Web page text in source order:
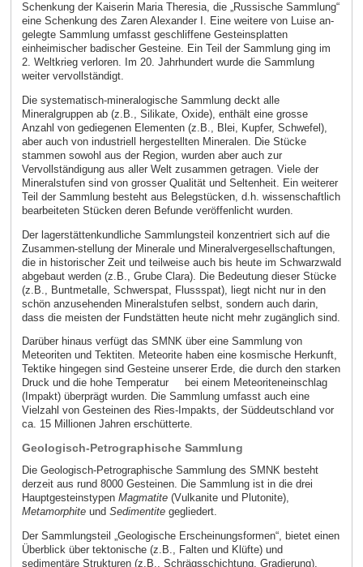
Schenkung der Kaiserin Maria Theresia, die „Russische Sammlung“
eine Schenkung des Zaren Alexander I. Eine weitere von Luise an-
gelegte Sammlung umfasst geschliffene Gesteinsplatten
einheimischer badischer Gesteine. Ein Teil der Sammlung ging im
2. Weltkrieg verloren. Im 20. Jahrhundert wurde die Sammlung
weiter vervollständigt.
Die systematisch-mineralogische Sammlung deckt alle
Mineralgruppen ab (z.B., Silikate, Oxide), enthält eine grosse
Anzahl von gediegenen Elementen (z.B., Blei, Kupfer, Schwefel),
aber auch von industriell hergestellten Mineralen. Die Stücke
stammen sowohl aus der Region, wurden aber auch zur
Vervollständigung aus aller Welt zusammen getragen. Viele der
Mineralstufen sind von grosser Qualität und Seltenheit. Ein weiterer
Teil der Sammlung besteht aus Belegstücken, d.h. wissenschaftlich
bearbeiteten Stücken deren Befunde veröffenlicht wurden.
Der lagerstättenkundliche Sammlungsteil konzentriert sich auf die
Zusammen-stellung der Minerale und Mineralvergesellschaftungen,
die in historischer Zeit und teilweise auch bis heute im Schwarzwald
abgebaut werden (z.B., Grube Clara). Die Bedeutung dieser Stücke
(z.B., Buntmetalle, Schwerspat, Flussspat), liegt nicht nur in den
schön anzusehenden Mineralstufen selbst, sondern auch darin,
dass die meisten der Fundstätten heute nicht mehr zugänglich sind.
Darüber hinaus verfügt das SMNK über eine Sammlung von
Meteoriten und Tektiten. Meteorite haben eine kosmische Herkunft,
Tektike hingegen sind Gesteine unserer Erde, die durch den starken
Druck und die hohe Temperatur bei einem Meteoriteneinschlag
(Impakt) überprägt wurden. Die Sammlung umfasst auch eine
Vielzahl von Gesteinen des Ries-Impakts, der Süddeutschland vor
ca. 15 Millionen Jahren erschütterte.
Geologisch-Petrographische Sammlung
Die Geologisch-Petrographische Sammlung des SMNK besteht
derzeit aus rund 8000 Gesteinen. Die Sammlung ist in die drei
Hauptgesteinstypen Magmatite(Vulkanite und Plutonite),
Metamorphiteund Sedimentitegegliedert.
Der Sammlungsteil „Geologische Erscheinungsformen“, bietet einen
Überblick über tektonische (z.B., Falten und Klüfte) und
sedimentäre Strukturen (z.B., Schrägsschichtung, Gradierung),